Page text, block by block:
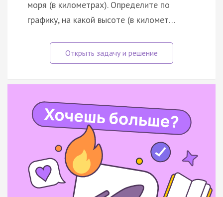
моря (в километрах). Определите по
графику, на какой высоте (в километ…